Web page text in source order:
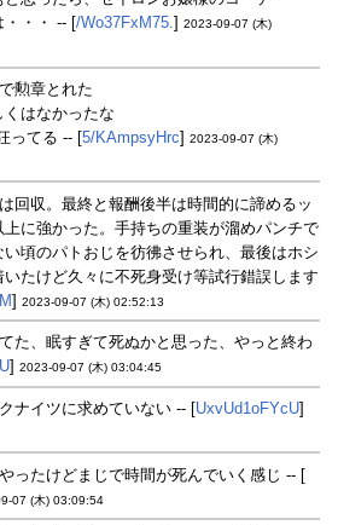
・・・ -- [/Wo37FxM75.] 2023-09-07 (木)
勲章とれた
はなかったな
ってる -- [5/KAmpsyHrc] 2023-09-07 (木)
回収。最終と報酬後半は時間的に諦めるッ
上に強かった。手持ちの重装が溜めパンチで
頃のパトおじを彷彿させられ、最後はホシ
たけど久々に不死身受け等試行錯誤します
] 2023-09-07 (木) 02:52:13
た、眠すぎて死ぬかと思った、やっと終わ
] 2023-09-07 (木) 03:04:45
ナイツに求めていない -- [UxvUd1oFYcU]
ったけどまじで時間が死んでいく感じ -- [
07 (木) 03:09:54